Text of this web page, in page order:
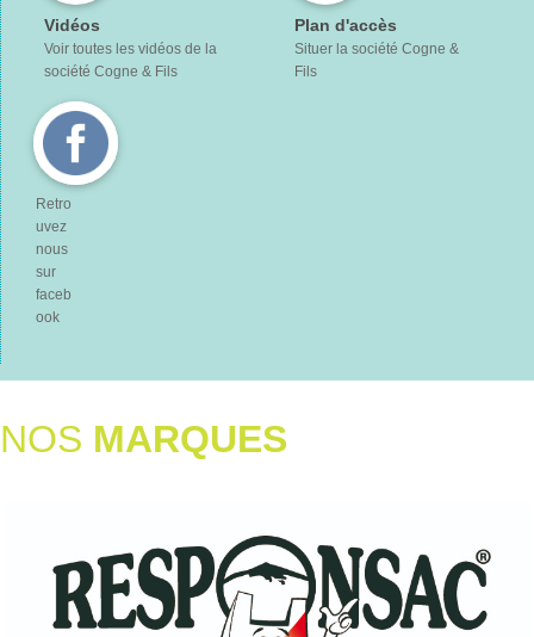
Vidéos
Voir toutes les vidéos de la
société Cogne & Fils
Plan d'accès
Situer la société Cogne &
Fils
Retro
uvez
nous
sur
faceb
ook
NOS MARQUES
Le sac raisonnable